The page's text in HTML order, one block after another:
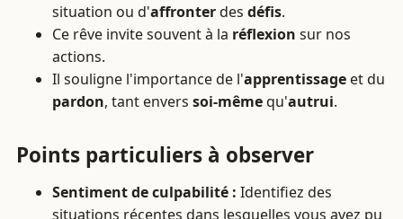
situation ou d'affronterdes défis.
Ce rêve invite souvent à la réflexion sur nos
actions.
Il souligne l'importance de l'apprentissage et du
pardon, tant envers soi-mêmequ'autrui.
Points particuliers à observer
Sentiment de culpabilité : Identifiez des
situations récentes dans lesquelles vous avez pu